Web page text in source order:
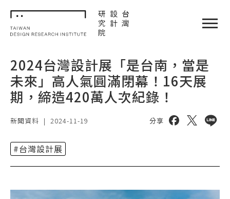
TDRI
單
2024台灣設計展「是台南，當是
未來」高人氣圓滿閉幕！16天展
期，締造420萬人次紀錄！
新聞資料 | 2024-11-19 分享 分享到分享到
分享
#台灣設計展